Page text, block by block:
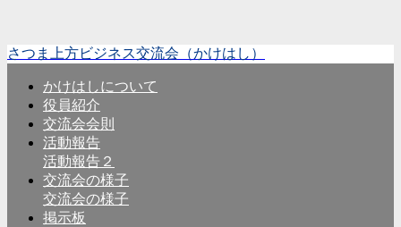
さつま上方ビジネス交流会（かけはし）
かけはしについて
役員紹介
交流会会則
活動報告
活動報告２
交流会の様子
交流会の様子
掲示板